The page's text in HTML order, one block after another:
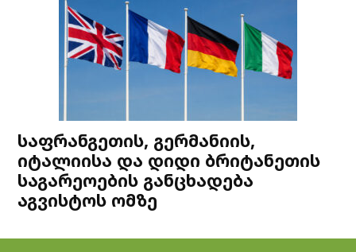
საფრანგეთის, გერმანიის,
იტალიისა და დიდი ბრიტანეთის
საგარეოების განცხადება
აგვისტოს ომზე